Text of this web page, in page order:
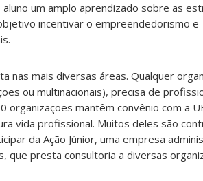
um amplo aprendizado sobre as
incentivar o empreendedorismo e
nas mais diversas áreas. Qualquer
ou multinacionais), precisa de
mantêm convênio com a
vida profissional. Muitos deles são
da Ação Júnior, uma empresa
presta consultoria a diversas